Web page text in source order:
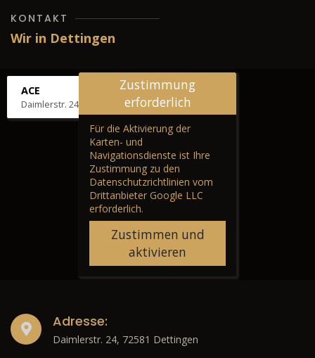
KONTAKT
Wir in Dettingen
ACE
Daimlerstr. 24, 72581 Dettingen
Zustimmung
erforderlich
Für die Aktivierung der
Karten- und
Navigationsdienste ist Ihre
Zustimmung zu den
Datenschutzrichtlinien vom
Drittanbieter Google LLC
erforderlich.
Zustimmen und
aktivieren
Adresse:
Daimlerstr. 24, 72581 Dettingen